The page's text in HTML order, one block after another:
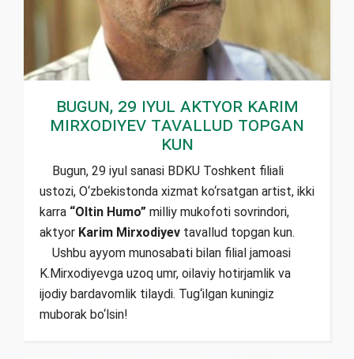
Bugun, 29 iyul aktyor Karim
Mirxodiyev tavallud topgan
kun
Bugun, 29 iyul sanasi BDKU Toshkent filiali
ustozi, O‘zbekistonda xizmat ko‘rsatgan artist, ikki
karra “Oltin Humo” milliy mukofoti sovrindori,
aktyor Karim Mirxodiyev tavallud topgan kun.
Ushbu ayyom munosabati bilan filial jamoasi
K.Mirxodiyevga uzoq umr, oilaviy hotirjamlik va
ijodiy bardavomlik tilaydi. Tug‘ilgan kuningiz
muborak bo‘lsin!